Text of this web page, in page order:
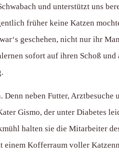
und unterstützt uns
früher keine Katzen
geschehen, nicht nur ihr
sofort auf ihren Schoß
neben Futter,
Gismo, der unter Diabetes
halten sie die Mitarbeiter
Kofferraum voller